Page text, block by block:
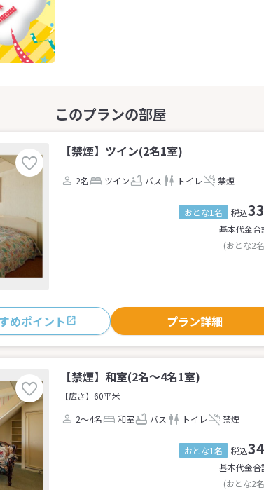
【禁煙】ツイン(2名1室)
2名 ツイン バス トイレ 禁煙
おとな1名 税込
基本代金合
(おとな2
めポイント プラン詳細
【禁煙】和室(2名～4名1室)
【広さ】60平米
2～4名
和室 バス トイレ 禁煙
おとな1名 税込
基本代金合
(おとな2